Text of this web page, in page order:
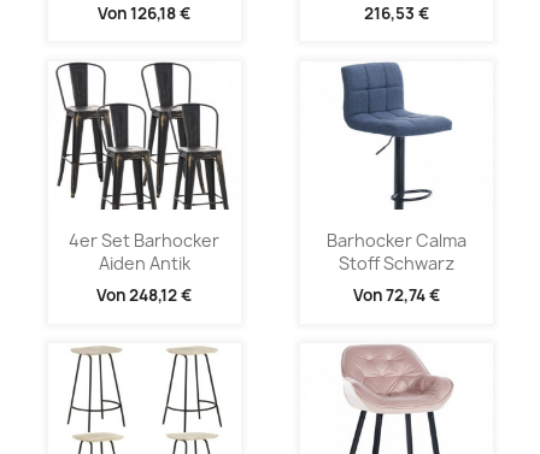
Von126,18 € 216,53 €
4er Set Barhocker
Aiden Antik
Von248,12 €
Barhocker Calma
Stoff Schwarz
Von72,74 €